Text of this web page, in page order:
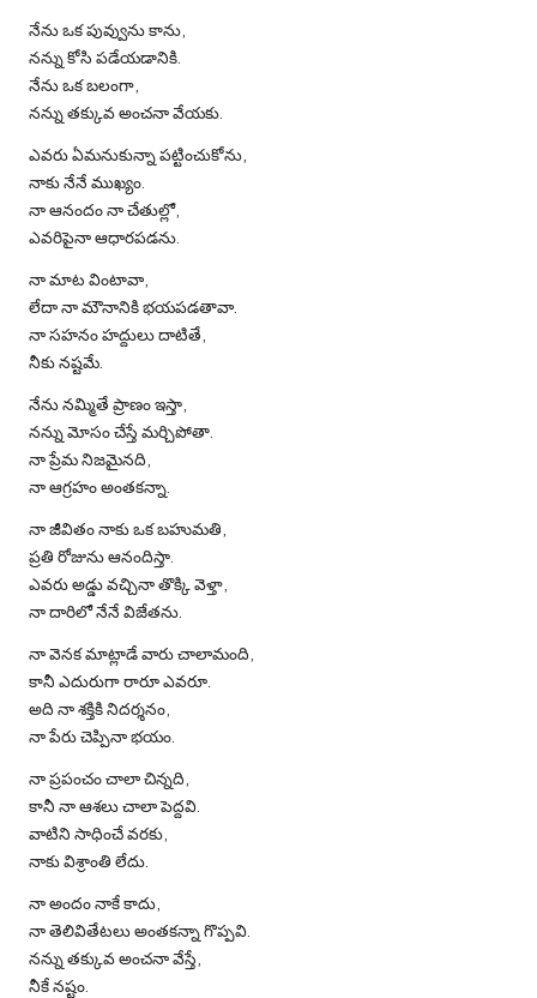
నేను ఒక పువ్వును కాను,
నన్ను కోసి పడేయడానికి.
నేను ఒక బలంగా,
నన్ను తక్కువ అంచనా వేయకు.
ఎవరు ఏమనుకున్నా పట్టించుకోను,
నాకు నేనే ముఖ్యం.
నా ఆనందం నా చేతుల్లో,
ఎవరిపైనా ఆధారపడను.
నా మాట వింటావా,
లేదా నా మౌనానికి భయపడతావా.
నా సహనం హద్దులు దాటితే,
నీకు నష్టమే.
నేను నమ్మితే ప్రాణం ఇస్తా,
నన్ను మోసం చేస్తే మర్చిపోతా.
నా ప్రేమ నిజమైనది,
నా ఆగ్రహం అంతకన్నా.
నా జీవితం నాకు ఒక బహుమతి,
ప్రతి రోజును ఆనందిస్తా.
ఎవరు అడ్డు వచ్చినా తొక్కి వెళ్తా,
నా దారిలో నేనే విజేతను.
నా వెనక మాట్లాడే వారు చాలామంది,
కానీ ఎదురుగా రారూ ఎవరూ.
అది నా శక్తికి నిదర్శనం,
నా పేరు చెప్పినా భయం.
నా ప్రపంచం చాలా చిన్నది,
కానీ నా ఆశలు చాలా పెద్దవి.
వాటిని సాధించే వరకు,
నాకు విశ్రాంతి లేదు.
నా అందం నాకే కాదు,
నా తెలివితేటలు అంతకన్నా గొప్పవి.
నన్ను తక్కువ అంచనా వేస్తే,
నీకే నష్టం.